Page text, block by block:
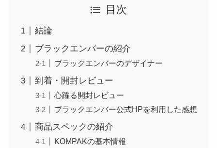
目次
結論
ブラックエンバーの紹介
ブラックエンバーのデザイナー
到着・開封レビュー
心躍る開封レビュー
ブラックエンバー公式HPを利用した感想
商品スペックの紹介
KOMPAKの基本情報